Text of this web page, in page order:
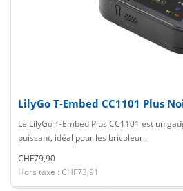
LilyGo T-Embed CC1101 Plus
Le LilyGo T-Embed Plus CC1101 est un
puissant, idéal pour les bricoleur..
CHF79,90
Hors taxe : CHF73,91